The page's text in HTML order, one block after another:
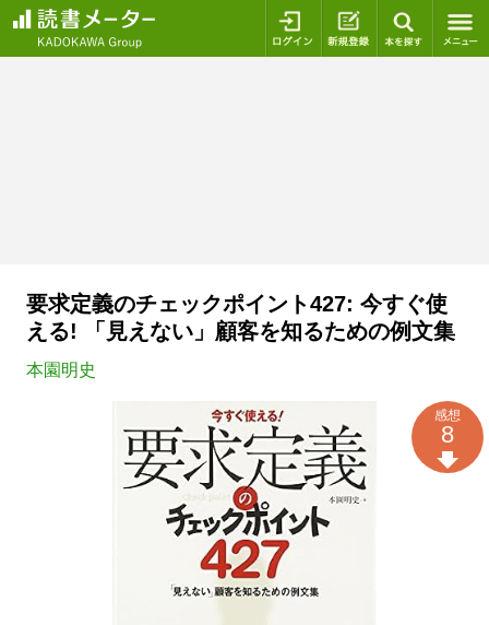
ログイン 新規登録
要求定義のチェックポイント427: 今すぐ使
える! 「見えない」顧客を知るための例文集
本園明史
感想
8